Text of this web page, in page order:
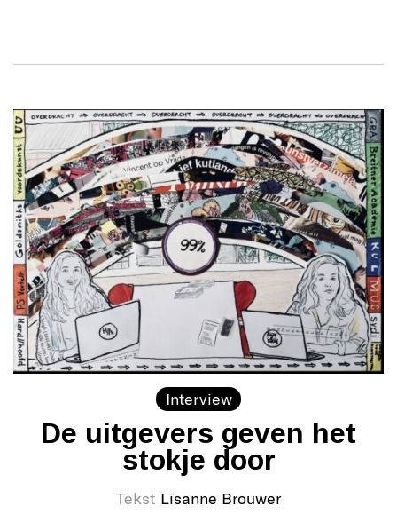
Interview
De uitgevers geven het
stokje door
Tekst Lisanne Brouwer